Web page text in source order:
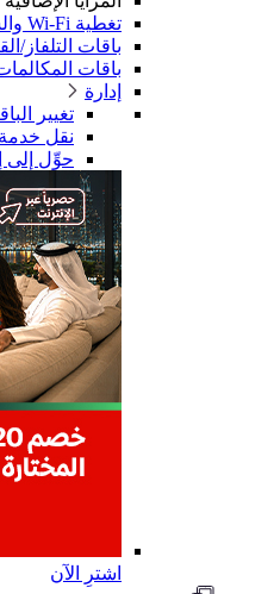
باقات التلفاز/القنوات
باقات المكالمات
تغيير الباقة
نقل خدمة eLife
حوِّل إلى إي آند